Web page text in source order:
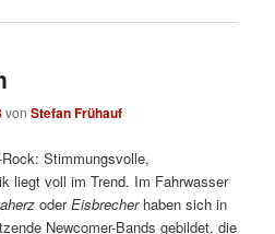
vonStefan Frühauf
Stimmungsvolle,
liegt voll im Trend. Im Fahrwasser
oderEisbrecherhaben sich in
Newcomer-Bands gebildet, die